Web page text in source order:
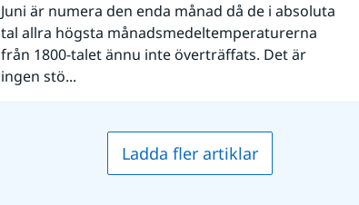
Juni är numera den enda månad då de i absoluta
tal allra högsta månadsmedeltemperaturerna
från 1800-talet ännu inte överträffats. Det är
ingen stö...
Ladda fler artiklar